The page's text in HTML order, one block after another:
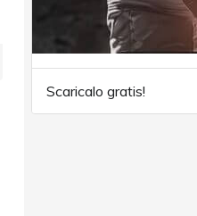
Scaricalo gratis!